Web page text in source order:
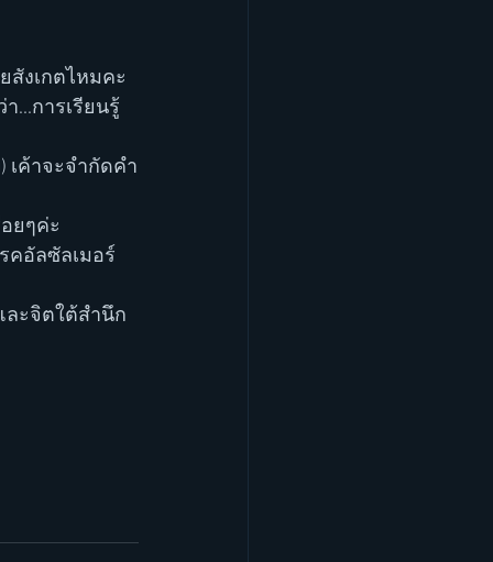
...การเรียนรู้
อยๆค่ะ
รคอัลซัลเมอร์
ะจิตใต้สำนึก